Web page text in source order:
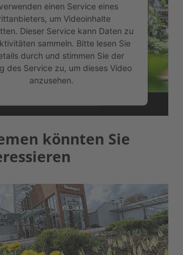
einen Service eines
um Videoinhalte
Dieser Service kann Daten zu
sammeln. Bitte lesen Sie
durch und stimmen Sie der
des Service zu, um dieses Video
anzusehen.
Mehr Informationen
Akzeptieren
könnten Sie